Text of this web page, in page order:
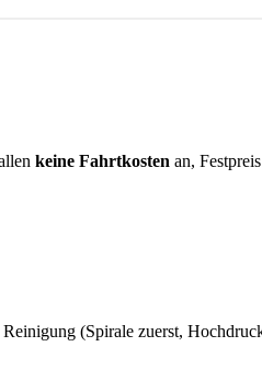
keine Fahrtkosten an,
(Spirale zuerst,